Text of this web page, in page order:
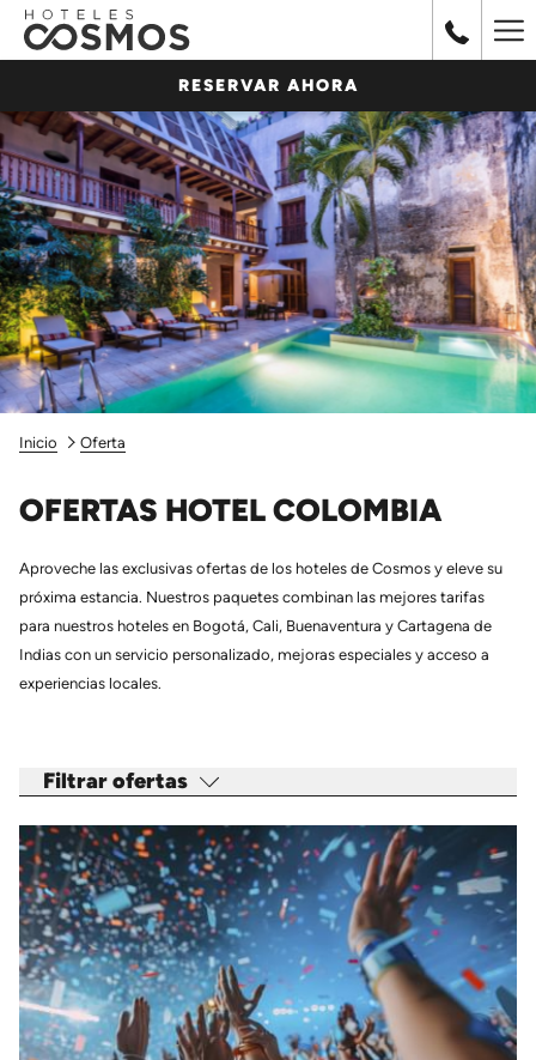
RESERVAR AHORA
Inicio Oferta
OFERTAS HOTEL COLOMBIA
Aproveche las exclusivas ofertas de los hoteles de Cosmos y eleve su
próxima estancia. Nuestros paquetes combinan las mejores tarifas
para nuestros hoteles en Bogotá, Cali, Buenaventura y Cartagena de
Indias con un servicio personalizado, mejoras especiales y acceso a
experiencias locales.
Filtrar ofertas